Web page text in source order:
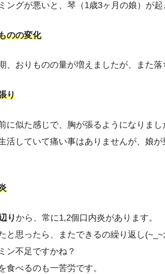
ングが悪いと、琴（1歳3ヶ月の娘）が
のの変化
、おりものの量が増えましたが、また
り
に似た感じで、胸が張るようになりまし
活していて痛い事はありませんが、娘
り から、常に1,2個口内炎があります。
と思ったら、またできるの繰り返し
ン不足ですかね？
食べるのも一苦労です。